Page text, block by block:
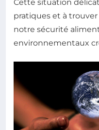
Cette situation
pratiques et à
notre sécurité
environnementaux